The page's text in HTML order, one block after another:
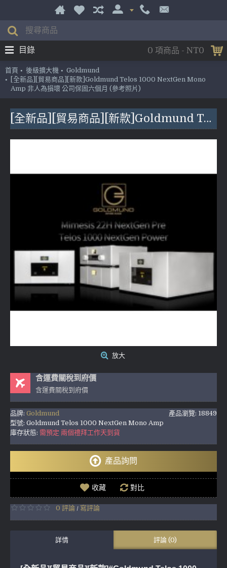
0 項商品 - NT0
目錄
首頁 後級擴大機
Goldmund
[全新品][貿易商品][新款]Goldmund Telos 1000 NextGen Mono
Amp 非人為損壞 公司保固六個月 (參考照片)
[全新品][貿易商品][新款]Goldmund Telos 1000 NextGen Mono Amp 非人為損壞 公司保固六個月 (參考照片)
放大
含運費關稅到府價
含運費關稅到府價
產品瀏覽: 18849
品牌: Goldmund
型號: Goldmund Telos 1000 NextGen Mono Amp
庫存狀態: 需預定 兩個禮拜工作天到貨
產品詢問
收藏 對比
0 評論 / 寫評論
詳情 評論 (0)